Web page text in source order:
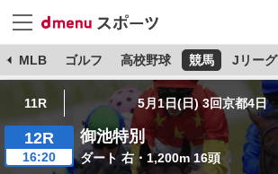
MLB ゴルフ 高校野球 競馬 Jリーグ
11R 5月1日(日) 3回京都4日
12R
16:20
御池特別
ダート 右・1,200m 16頭